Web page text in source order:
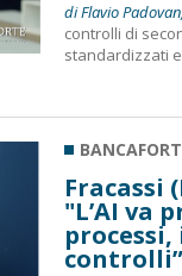
di Flavio
controlli di
standardizzati
Fracassi
"L’AI va
controlli”